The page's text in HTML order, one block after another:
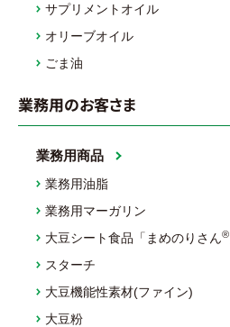
サプリメントオイル
オリーブオイル
ごま油
業務用のお客さま
業務用商品
業務用油脂
業務用マーガリン
大豆シート食品「まめのりさん®
スターチ
大豆機能性素材(ファイン)
大豆粉